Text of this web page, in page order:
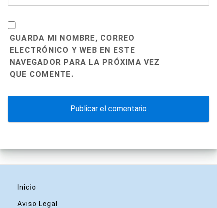
GUARDA MI NOMBRE, CORREO
ELECTRÓNICO Y WEB EN ESTE
NAVEGADOR PARA LA PRÓXIMA VEZ
QUE COMENTE.
Inicio
Aviso Legal